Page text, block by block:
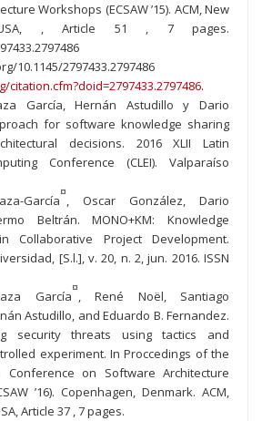
Workshops (ECSAW ’15). ACM, New
, Article 51 , 7 pages.
10.1145/2797433.2797486
citation.cfm?doid=2797433.2797486.
García, Hernán Astudillo y Dario
for software knowledge sharing
decisions. 2016 XLII Latin
Conference (CLEI). Valparaíso
García
¤
, Oscar González, Dario
Beltrán. MONO+KM: Knowledge
Collaborative Project Development.
[S.l.], v. 20, n. 2, jun. 2016. ISSN
García
¤
, René Noël, Santiago
Astudillo, and Eduardo B. Fernandez.
security threats using tactics and
experiment. In Proccedings of the
Conference on Software Architecture
’16). Copenhagen, Denmark. ACM,
Article 37 , 7 pages.